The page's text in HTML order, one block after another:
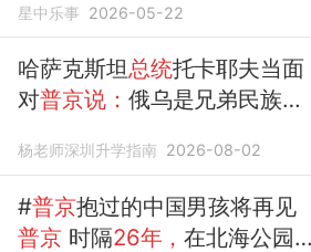
星中乐事 2026-05-22
哈萨克斯坦总统托卡耶夫当面
对普京说： 俄乌是兄弟民族，
杨老师深圳升学指南 2026-08-02
#普京抱过的中国男孩将再见
普京 时隔26年，在北海公园